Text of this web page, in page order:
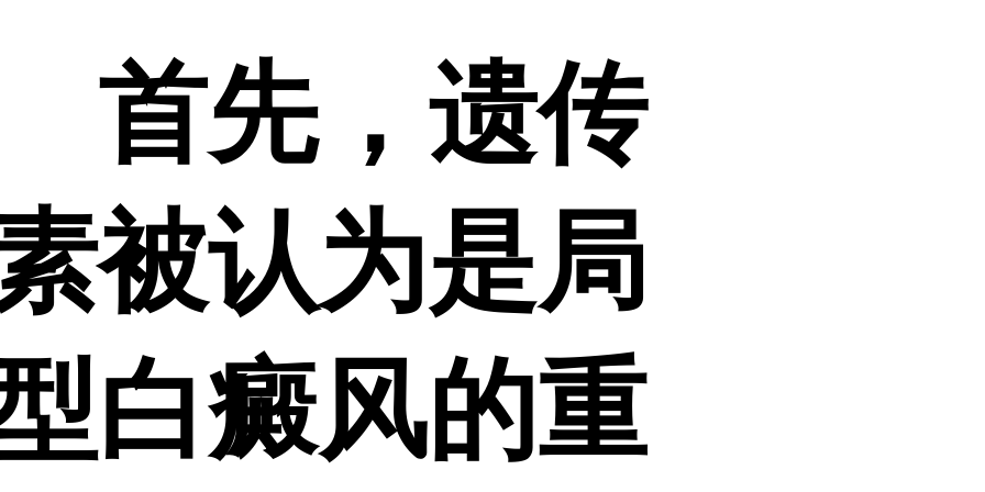
首先，遗传
被认为是局
白癜风的重